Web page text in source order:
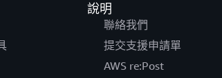
說明
聯絡我們
提交支援申請單
AWS re:Post